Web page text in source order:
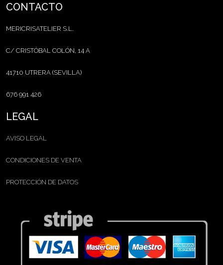
CONTACTO
MERICRISATELIER S.L.
C/ CRISTÓBAL COLÓN, 14 A
41710 UTRERA (SEVILLA)
676 991 426
LEGAL
AVISO LEGAL
CONDICIONES DE VENTA
PROTECCIÓN DE DATOS